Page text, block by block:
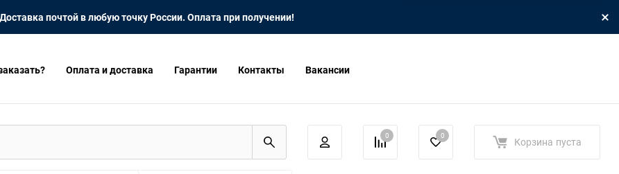
Доставка почтой в любую точку России. Оплата при получении!
Оплата и доставка Гарантии Контакты Вакансии
0 0 Корзина пуста